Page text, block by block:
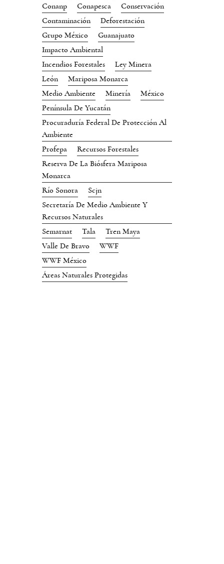
Conanp
Conapesca
Conservación
Contaminación
Deforestación
Grupo México
Guanajuato
Impacto Ambiental
Incendios Forestales
Ley Minera
León
Mariposa Monarca
Medio Ambiente
Minería
México
Península De Yucatán
Procuraduría Federal De Protección Al
Ambiente
Profepa
Recursos Forestales
Reserva De La Biósfera Mariposa
Monarca
Río Sonora
Scjn
Secretaría De Medio Ambiente Y
Recursos Naturales
Semarnat
Tala
Tren Maya
Valle De Bravo
WWF
WWF México
Áreas Naturales Protegidas